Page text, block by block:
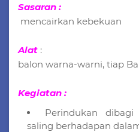
Sasaran :
mencairkan kebekuan
Alat :
balon warna-warni, tiap
Kegiatan :
Perindukan
saling berhadapan